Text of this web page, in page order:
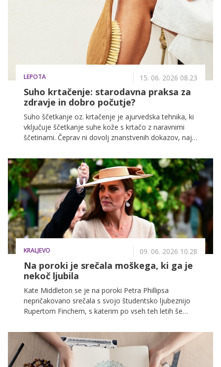
LEPOTA 15. 06. 2026 08.23
Suho krtačenje: starodavna praksa za
zdravje in dobro počutje?
Suho ščetkanje oz. krtačenje je ajurvedska tehnika, ki
vključuje ščetkanje suhe kože s krtačo z naravnimi
ščetinami. Čeprav ni dovolj znanstvenih dokazov, naj
kože, spodbujanje limfnega sistema in izboljšanje
krvnega obtoka.
KRALJEVO 09. 06. 2026 10.28
Na poroki je srečala moškega, ki ga je
nekoč ljubila
Kate Middleton se je na poroki Petra Phillipsa
nepričakovano srečala s svojo študentsko ljubeznijo
Rupertom Finchem, s katerim po vseh teh letih še